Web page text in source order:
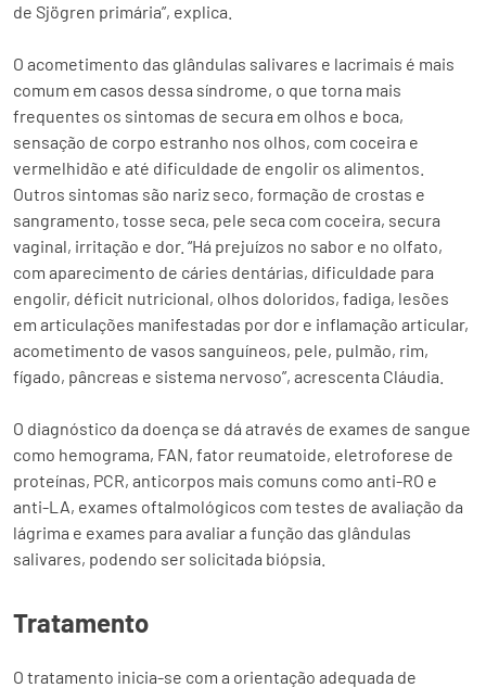
de Sjögren primária”, explica.
O acometimento das glândulas salivares e lacrimais é mais
comum em casos dessa síndrome, o que torna mais
frequentes os sintomas de secura em olhos e boca,
sensação de corpo estranho nos olhos, com coceira e
vermelhidão e até dificuldade de engolir os alimentos.
Outros sintomas são nariz seco, formação de crostas e
sangramento, tosse seca, pele seca com coceira, secura
vaginal, irritação e dor. “Há prejuízos no sabor e no olfato,
com aparecimento de cáries dentárias, dificuldade para
engolir, déficit nutricional, olhos doloridos, fadiga, lesões
em articulações manifestadas por dor e inflamação articular,
acometimento de vasos sanguíneos, pele, pulmão, rim,
fígado, pâncreas e sistema nervoso”, acrescenta Cláudia.
O diagnóstico da doença se dá através de exames de sangue
como hemograma, FAN, fator reumatoide, eletroforese de
proteínas, PCR, anticorpos mais comuns como anti-RO e
anti-LA, exames oftalmológicos com testes de avaliação da
lágrima e exames para avaliar a função das glândulas
salivares, podendo ser solicitada biópsia.
Tratamento
O tratamento inicia-se com a orientação adequada de